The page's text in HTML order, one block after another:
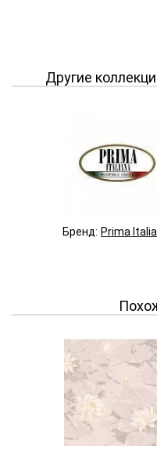
Другие
Бренд: Prima